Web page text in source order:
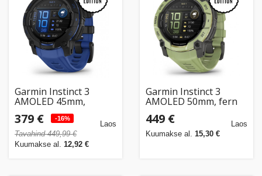
Garmin Instinct 3
AMOLED 45mm,
must/sinine
379 € -16%
Tavahind 449,99 €
Kuumakse al. 12,92 €
Laos
Garmin Instinct 3
AMOLED 50mm, fern
449 €
Kuumakse al. 15,30 €
Laos